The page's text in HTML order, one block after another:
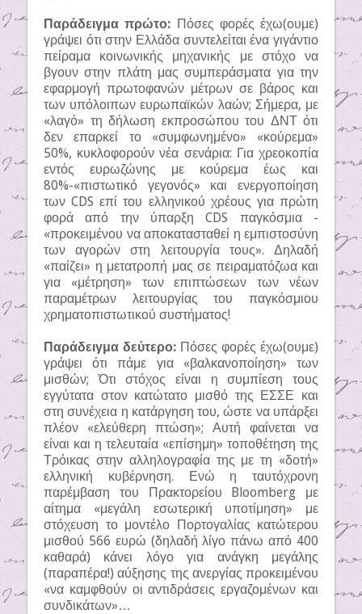
Παράδειγμα πρώτο: Πόσες φορές έχω(ουμε)
γράψει ότι στην Ελλάδα συντελείται ένα γιγάντιο
πείραμα κοινωνικής μηχανικής με στόχο να
βγουν στην πλάτη μας συμπεράσματα για την
εφαρμογή πρωτοφανών μέτρων σε βάρος και
των υπόλοιπων ευρωπαϊκών λαών; Σήμερα, με
«λαγό» τη δήλωση εκπροσώπου του ΔΝΤ ότι
δεν επαρκεί το «συμφωνημένο» «κούρεμα»
50%, κυκλοφορούν νέα σενάρια: Για χρεοκοπία
εντός ευρωζώνης με κούρεμα έως και
80%-«πιστωτικό γεγονός» και ενεργοποίηση
των CDS επί του ελληνικού χρέους για πρώτη
φορά από την ύπαρξη CDS παγκόσμια -
«προκειμένου να αποκατασταθεί η εμπιστοσύνη
των αγορών στη λειτουργία τους». Δηλαδή
«παίζει» η μετατροπή μας σε πειραματόζωα και
για «μέτρηση» των επιπτώσεων των νέων
παραμέτρων λειτουργίας του παγκόσμιου
χρηματοπιστωτικού συστήματος!
Παράδειγμα δεύτερο: Πόσες φορές έχω(ουμε)
γράψει ότι πάμε για «βαλκανοποίηση» των
μισθών; Ότι στόχος είναι η συμπίεση τους
εγγύτατα στον κατώτατο μισθό της ΕΣΣΕ και
στη συνέχεια η κατάργηση του, ώστε να υπάρξει
πλέον «ελεύθερη πτώση»; Αυτή φαίνεται να
είναι και η τελευταία «επίσημη» τοποθέτηση της
Τρόικας στην αλληλογραφία της με τη «δοτή»
ελληνική κυβέρνηση. Ενώ η ταυτόχρονη
παρέμβαση του Πρακτορείου Bloomberg με
αίτημα «μεγάλη εσωτερική υποτίμηση» με
στόχευση το μοντέλο Πορτογαλίας κατώτερου
μισθού 566 ευρώ (δηλαδή λίγο πάνω από 400
καθαρά) κάνει λόγο για ανάγκη μεγάλης
(παραπέρα!) αύξησης της ανεργίας προκειμένου
«να καμφθούν οι αντιδράσεις εργαζομένων και
συνδικάτων»…